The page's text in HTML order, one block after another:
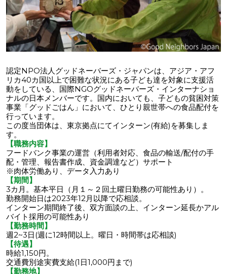
認定NPO法人グッドネーバーズ・ジャパンは、アジア・アフ
リカ40カ国以上で困難な状況にある子ども達を対象に支援活
動をしている、国際NGOグッドネーバーズ・インターナショ
ナルの日本メンバーです。国内においても、子どもの貧困対策
事業「グッドごはん」において、ひとり親世帯への食品配付を
行っています。
この度当団体は、東京拠点にてインターン(有給)を募集しま
す。
【職務内容】
フードバンク事業の運営（利用者対応、食品の輸送/配付の手
配・管理、報告書作成、資金調達など）サポート
※肉体労働あり、データ入力あり
【期間】
3カ月。基本平日（月１～２回土曜日勤務の可能性あり）。
勤務開始日は2023年12月以降で応相談。
インターン期間終了後、双方面談の上、インターン延長かアル
バイト採用の可能性あり
【勤務時間】
週2~3日(週に12時間以上。曜日・時間帯は応相談)
【待遇】
時給1,150円。
交通費別途実費支給(1日1,000円まで)
【勤務地】